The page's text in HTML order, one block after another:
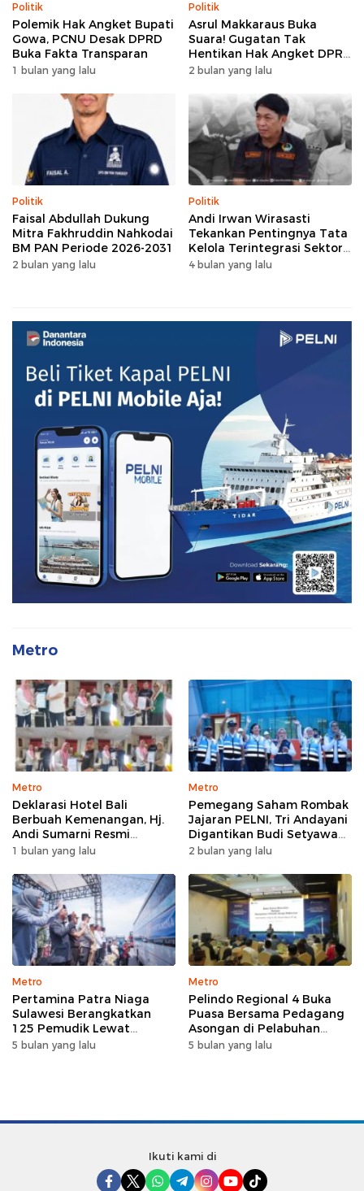
Politik
Polemik Hak Angket Bupati
Gowa, PCNU Desak DPRD
Buka Fakta Transparan
1 bulan yang lalu
Politik
Asrul Makkaraus Buka
Suara! Gugatan Tak
Hentikan Hak Angket DPRD
Gowa
2 bulan yang lalu
Politik
Faisal Abdullah Dukung
Mitra Fakhruddin Nahkodai
BM PAN Periode 2026-2031
2 bulan yang lalu
Politik
Andi Irwan Wirasasti
Tekankan Pentingnya Tata
Kelola Terintegrasi Sektor
Peternakan Sulsel
4 bulan yang lalu
Metro
Metro
Deklarasi Hotel Bali
Berbuah Kemenangan, Hj.
Andi Sumarni Resmi
Nahkodai DPW FK PKBM
1 bulan yang lalu
Metro
Pemegang Saham Rombak
Jajaran PELNI, Tri Andayani
Digantikan Budi Setyawan
Wijaya sebagai Dirut
2 bulan yang lalu
Metro
Pertamina Patra Niaga
Sulawesi Berangkatkan
125 Pemudik Lewat
Program Mudik Gratis
5 bulan yang lalu
Metro
Pelindo Regional 4 Buka
Puasa Bersama Pedagang
Asongan di Pelabuhan
Makassar, Perkuat
5 bulan yang lalu
Ikuti kami di